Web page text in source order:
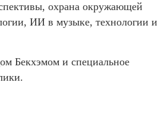
охрана окружающей
ИИ в музыке, технологии и
Бекхэмом и специальное